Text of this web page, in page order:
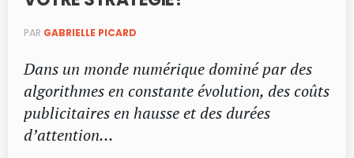
PAR GABRIELLE PICARD
Dans un monde numérique dominé par des
algorithmes en constante évolution, des coûts
publicitaires en hausse et des durées
d’attention…